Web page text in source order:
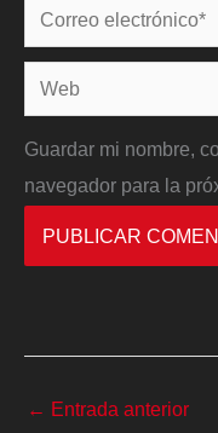
Correo
electrónico*
Web
Guardar mi nombre,
navegador para la
← Entrada anterior